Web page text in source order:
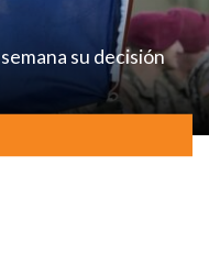
su decisión